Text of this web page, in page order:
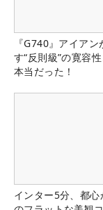
『G740』アイアン
す“反則級”の寛容
本当だった！
インター5分、都